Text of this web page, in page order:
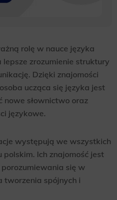
rolę w nauce języka
zrozumienie struktury
Dzięki znajomości
ucząca się języka jest
nowe słownictwo oraz
językowe.
występują we wszystkich
Ich znajomość jest
się w
tworzenia spójnych i